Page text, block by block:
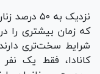
نزدیک به
که زمان بیشتری را
کانادا، فقط یک